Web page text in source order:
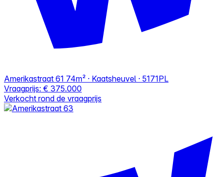
Amerikastraat 61 74m² · Kaatsheuvel · 5171PL
Vraagprijs: € 375.000
Verkocht rond de vraagprijs